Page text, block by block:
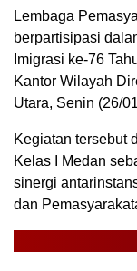
Lembaga
berpartisipasi
Imigrasi ke-76
Kantor Wilayah
Utara, Senin (26/
Kegiatan tersebut
Kelas I Medan
sinergi
dan